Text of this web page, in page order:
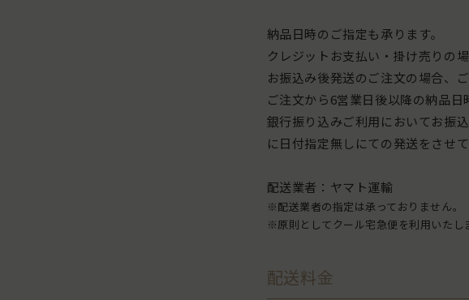
→ 8月18日（火）以
【納品日についての
ヤマト運輸への出荷
間の都合上、8月12
ん。
かねますので、あら
お客様にはご不便
納品日時のご指定も承ります。
クレジットお支払い・掛け売りの
お振込み後発送のご注文の場合、
ご注文から6営業日後以降の納品日
銀行振り込みご利用においてお振
に日付指定無しにての発送をさせて
配送業者：ヤマト運輸
※配送業者の指定は承っておりません。
※原則としてクール宅急便を利用いたし
配送料金